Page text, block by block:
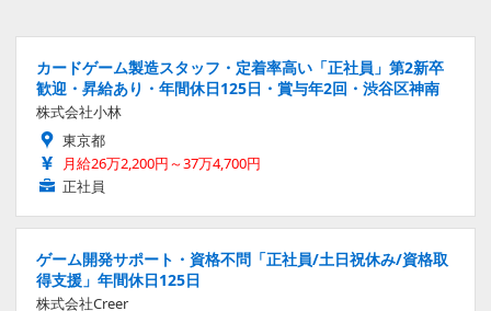
カードゲーム製造スタッフ・定着率高い「正社員」第2新卒
歓迎・昇給あり・年間休日125日・賞与年2回・渋谷区神南
株式会社小林
東京都
月給26万2,200円～37万4,700円
正社員
ゲーム開発サポート・資格不問「正社員/土日祝休み/資格取
得支援」年間休日125日
株式会社Creer